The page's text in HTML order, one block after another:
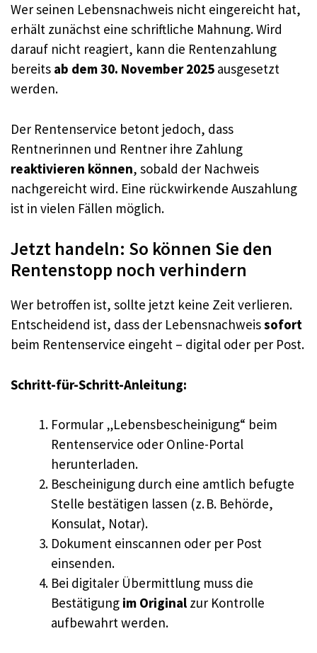
Wer seinen Lebensnachweis nicht eingereicht hat,
erhält zunächst eine schriftliche Mahnung. Wird
darauf nicht reagiert, kann die Rentenzahlung
bereits ab dem 30. November 2025 ausgesetzt
werden.
Der Rentenservice betont jedoch, dass
Rentnerinnen und Rentner ihre Zahlung
reaktivieren können, sobald der Nachweis
nachgereicht wird. Eine rückwirkende Auszahlung
ist in vielen Fällen möglich.
Jetzt handeln: So können Sie den
Rentenstopp noch verhindern
Wer betroffen ist, sollte jetzt keine Zeit verlieren.
Entscheidend ist, dass der Lebensnachweissofort
beim Rentenservice eingeht – digital oder per Post.
Schritt-für-Schritt-Anleitung:
Formular „Lebensbescheinigung“ beim
Rentenservice oder Online-Portal
herunterladen.
Bescheinigung durch eine amtlich befugte
Stelle bestätigen lassen (z. B. Behörde,
Konsulat, Notar).
Dokument einscannen oder per Post
einsenden.
Bei digitaler Übermittlung muss die
Bestätigung im Original zur Kontrolle
aufbewahrt werden.